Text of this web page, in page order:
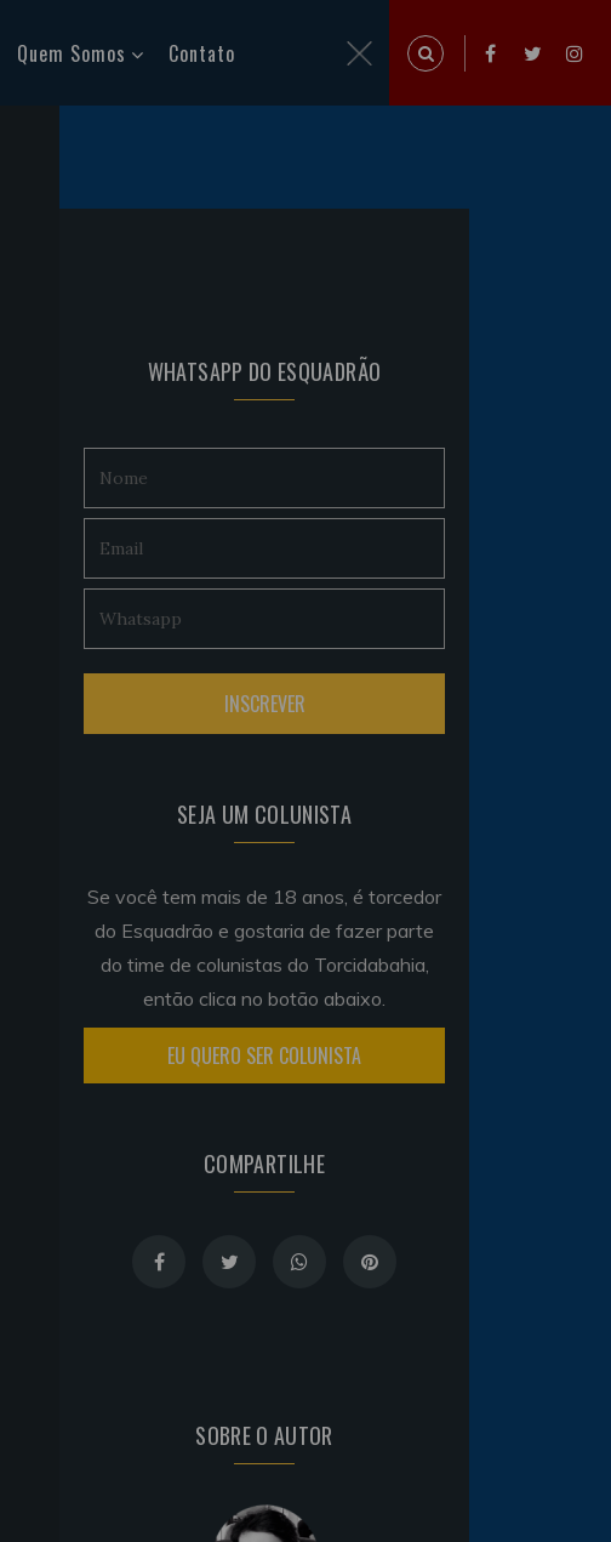
Quem Somos Contato
WHATSAPP DO ESQUADRÃO
SEJA UM COLUNISTA
Se você tem mais de 18 anos, é torcedor
do Esquadrão e gostaria de fazer parte
do time de colunistas do Torcidabahia,
então clica no botão abaixo.
EU QUERO SER COLUNISTA
COMPARTILHE
SOBRE O AUTOR